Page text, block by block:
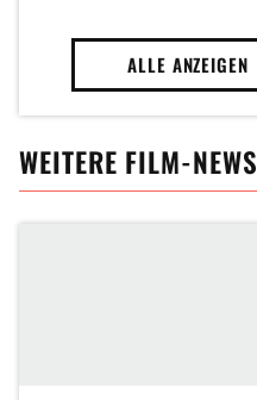
ALLE ANZEIGEN
WEITERE FILM-NEWS